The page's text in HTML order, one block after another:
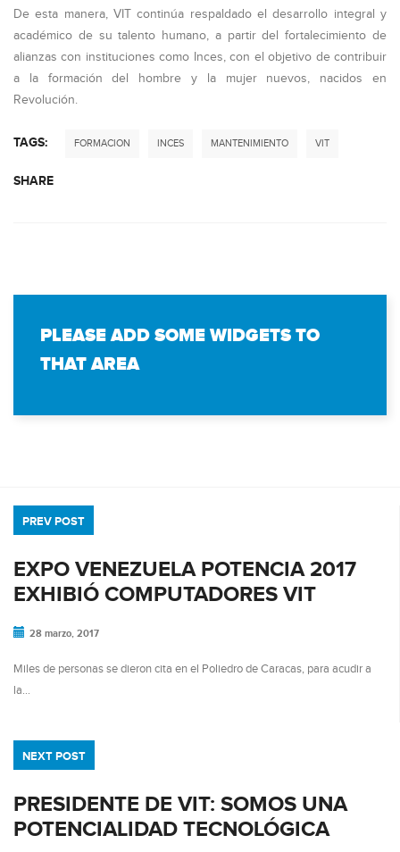
De esta manera, VIT continúa respaldado el desarrollo integral y
académico de su talento humano, a partir del fortalecimiento de
alianzas con instituciones como Inces, con el objetivo de contribuir
a la formación del hombre y la mujer nuevos, nacidos en
Revolución.
TAGS: FORMACION INCES MANTENIMIENTO VIT
SHARE
PLEASE ADD SOME WIDGETS TO
THAT AREA
PREV POST
EXPO VENEZUELA POTENCIA 2017
EXHIBIÓ COMPUTADORES VIT
28 marzo, 2017
Miles de personas se dieron cita en el Poliedro de Caracas, para acudir a
la…
NEXT POST
PRESIDENTE DE VIT: SOMOS UNA
POTENCIALIDAD TECNOLÓGICA